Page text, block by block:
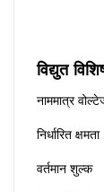
विद्युत
नाममात्र
निर्धारित क्षमता
वर्तमान शुल्क